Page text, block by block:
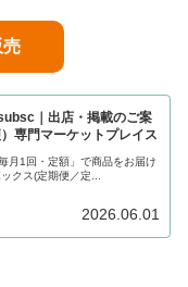
｜出店・掲載のご案
専門マーケットプレイス
月1回・定額」で商品をお届け
クス(定期便／定...
2026.06.01